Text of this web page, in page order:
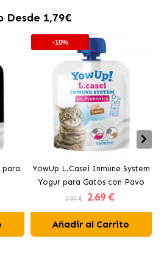
Desde 1,79€
para
-10%
YowUp L.Casei Inmune System
Yogur para Gatos con Pavo
2.99 € 2.69 €
Añadir al Carrito